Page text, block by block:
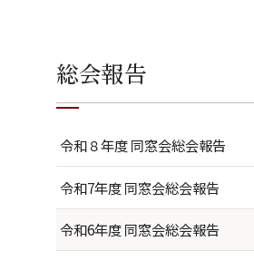
総会報告
令和８年度 同窓会総会報告
令和7年度 同窓会総会報告
令和6年度 同窓会総会報告